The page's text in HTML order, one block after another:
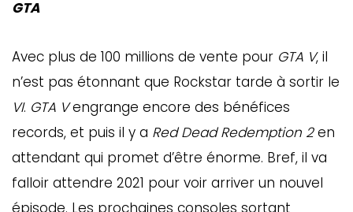
GTA
Avec plus de 100 millions de vente pour GTA V, il
n’est pas étonnant que Rockstar tarde à sortir le
VI. GTA Vengrange encore des bénéfices
records, et puis il y a Red Dead Redemption 2en
attendant qui promet d’être énorme. Bref, il va
falloir attendre 2021 pour voir arriver un nouvel
épisode. Les prochaines consoles sortant